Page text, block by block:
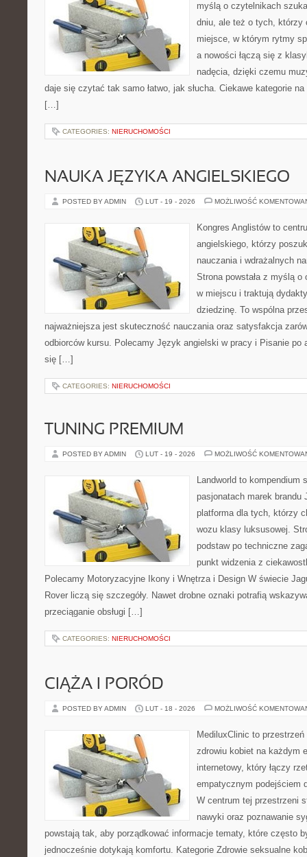
myślą o czytelnikach
dniu, ale też o tych, którzy
miejsce, w którym rytmy
a nowości łączą się z
nadęcia, dzięki czemu
daje się czytać tak samo łatwo, jak słucha. Ciekawe kategorie
[…]
CATEGORIES: NIERUCHOMOŚCI
NAUKA JĘZYKA ANGIELSKIEGO
POSTED BY ADMIN LUT - 19 - 2026 MOŻLIWOŚĆ
Kongres Anglistów to
angielskiego, którzy
nauczania i wdrażalnych
Strona powstała z myślą
w miejscu i traktują
dziedzinę. To wspólna
najważniejsza jest skuteczność nauczania oraz satysfakcja
odbiorców kursu. Polecamy Język angielski w pracy i Pisanie po
się […]
CATEGORIES: NIERUCHOMOŚCI
TUNING PREMIUM
POSTED BY ADMIN LUT - 19 - 2026 MOŻLIWOŚĆ
Landworld to kompendium
pasjonatach marek brandu
platforma dla tych, którzy
wozu klasy luksusowej.
podstaw po techniczne
punkt widzenia z
Polecamy Motoryzacyjne Ikony i Wnętrza i Design W świecie
Rover liczą się szczegóły. Nawet drobne oznaki potrafią
przeciąganie obsługi […]
CATEGORIES: NIERUCHOMOŚCI
CIĄŻA I PORÓD
POSTED BY ADMIN LUT - 18 - 2026 MOŻLIWOŚĆ
MediluxClinic to
zdrowiu kobiet na każdym
internetowy, który łączy
empatycznym podejściem
W centrum tej przestrzeni
nawyki oraz poznawanie
powstają tak, aby porządkować informacje tematy, które często
jednocześnie dotykają komfortu. Kategorie Zdrowie seksualne